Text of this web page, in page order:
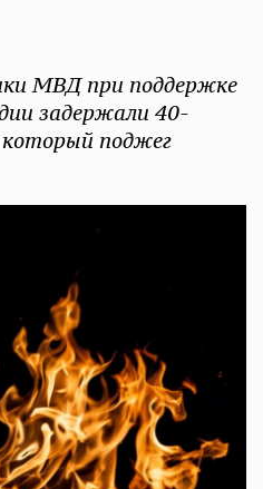
МВД при поддержке
задержали 40-
поджег